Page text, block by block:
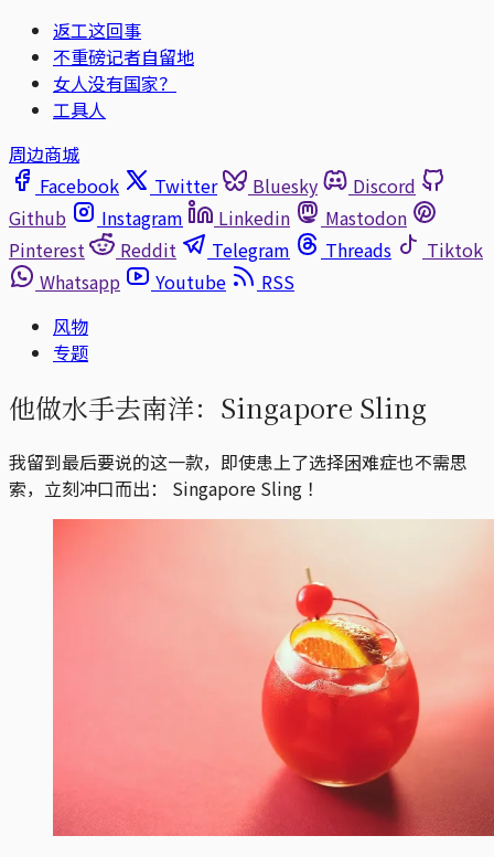
返工这回事
不重磅记者自留地
女人没有国家？
工具人
周边商城
Facebook
Twitter Bluesky
Discord
Github
Instagram Linkedin
Mastodon
Pinterest
Reddit Telegram Threads
Tiktok
Whatsapp
Youtube
RSS
风物
专题
他做水手去南洋：Singapore Sling
我留到最后要说的这一款，即使患上了选择困难症也不需思
索，立刻冲口而出： Singapore Sling ！